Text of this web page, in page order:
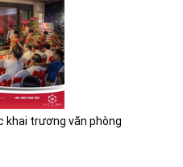
khai trương văn phòng